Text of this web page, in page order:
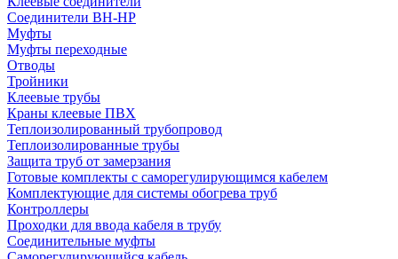
Соединители ВН-НР
Муфты
Муфты переходные
Отводы
Тройники
Клеевые трубы
Краны клеевые ПВХ
Теплоизолированный трубопровод
Теплоизолированные трубы
Защита труб от замерзания
Готовые комплекты с саморегулирующимся кабелем
Комплектующие для системы обогрева труб
Контроллеры
Проходки для ввода кабеля в трубу
Соединительные муфты